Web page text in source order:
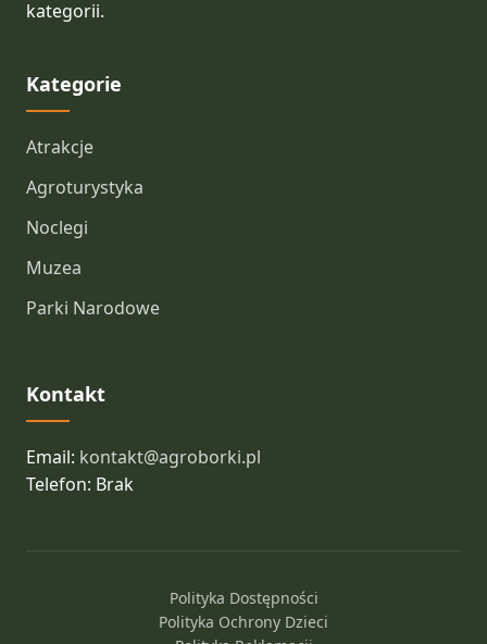
kategorii.
Kategorie
Atrakcje
Agroturystyka
Noclegi
Muzea
Parki Narodowe
Kontakt
Email: kontakt@agroborki.pl
Telefon: Brak
Polityka Dostępności
Polityka Ochrony Dzieci